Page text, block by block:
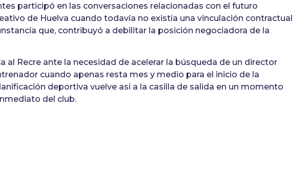
participó en las conversaciones relacionadas con el futuro
de Huelva cuando todavía no existía una vinculación contractual
que, contribuyó a debilitar la posición negociadora de la
al Recre ante la necesidad de acelerar la búsqueda de un director
cuando apenas resta mes y medio para el inicio de la
deportiva vuelve así a la casilla de salida en un momento
del club.